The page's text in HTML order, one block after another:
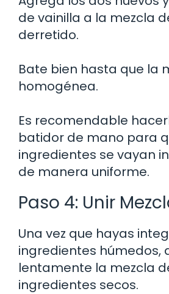
de vainilla a la mezcla
derretido.
Bate bien hasta que la
homogénea.
Es recomendable
batidor de mano para
ingredientes se vayan
de manera uniforme.
Paso 4: Unir
Una vez que hayas
ingredientes húmedos,
lentamente la mezcla
ingredientes secos.